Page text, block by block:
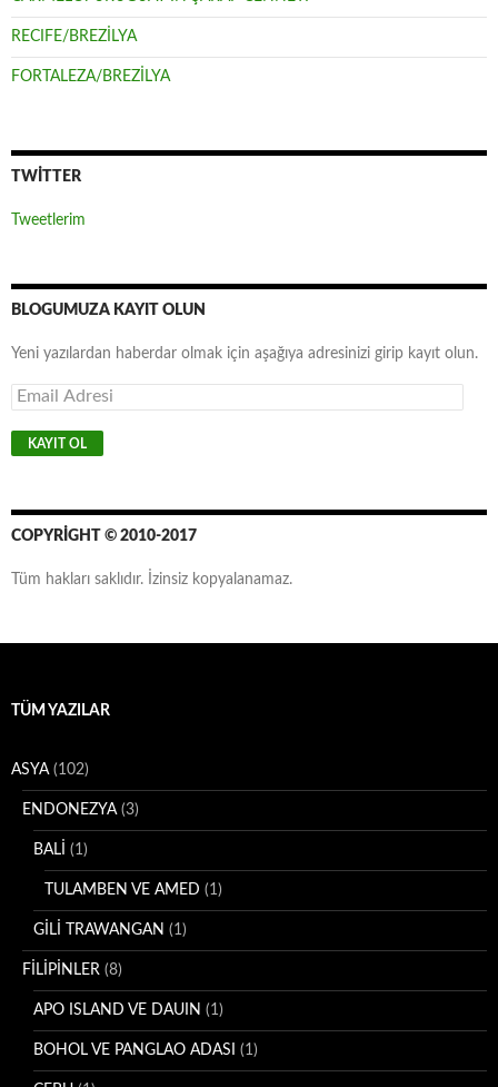
RECIFE/BREZİLYA
FORTALEZA/BREZİLYA
TWITTER
Tweetlerim
BLOGUMUZA KAYIT OLUN
Yeni yazılardan haberdar olmak için aşağıya adresinizi girip kayıt olun.
E
m
a
i
d
r
s
COPYRIGHT © 2010-2017
Tüm hakları saklıdır. İzinsiz kopyalanamaz.
TÜM YAZILAR
ASYA (102)
ENDONEZYA (3)
BALİ (1)
TULAMBEN VE AMED (1)
GİLİ TRAWANGAN (1)
FİLİPİNLER (8)
APO ISLAND VE DAUIN (1)
BOHOL VE PANGLAO ADASI (1)